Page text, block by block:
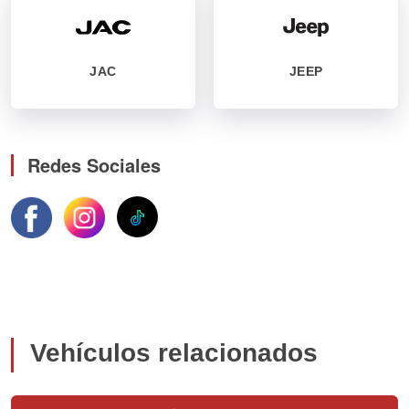
JAC JEEP
Redes Sociales
Vehículos relacionados